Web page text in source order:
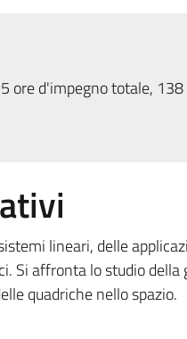
ore d'impegno totale,
lineari, delle
Si affronta lo studio
quadriche nello spazio.